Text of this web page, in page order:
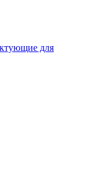
для